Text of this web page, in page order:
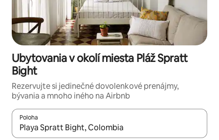
Ubytovania v okolí miesta Pláž Spratt
Bight
Rezervujte si jedinečné dovolenkové prenájmy,
bývania a mnoho iného na Airbnb
Poloha
Keď budú výsledky k dispozícii, môžete si ich prechádzať